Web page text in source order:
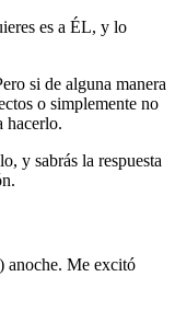
es a ÉL, y lo
si de alguna manera
o simplemente no
hacerlo.
y sabrás la respuesta
anoche. Me excitó